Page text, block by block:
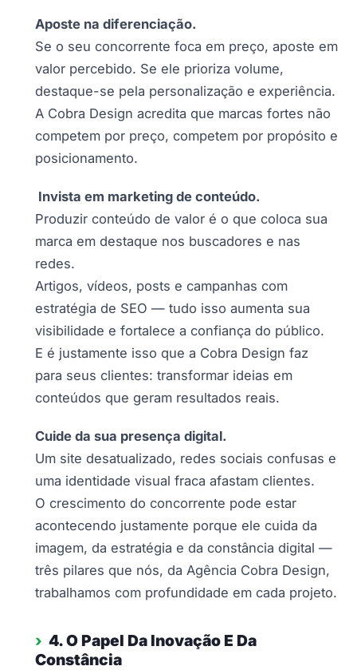
Aposte na diferenciação.
Se o seu concorrente foca em preço, aposte em
valor percebido. Se ele prioriza volume,
destaque-se pela personalização e experiência.
A Cobra Design acredita que marcas fortes não
competem por preço, competem por propósito e
posicionamento.
Invista em marketing de conteúdo.
Produzir conteúdo de valor é o que coloca sua
marca em destaque nos buscadores e nas
redes.
Artigos, vídeos, posts e campanhas com
estratégia de SEO — tudo isso aumenta sua
visibilidade e fortalece a confiança do público.
E é justamente isso que a Cobra Design faz
para seus clientes: transformar ideias em
conteúdos que geram resultados reais.
Cuide da sua presença digital.
Um site desatualizado, redes sociais confusas e
uma identidade visual fraca afastam clientes.
O crescimento do concorrente pode estar
acontecendo justamente porque ele cuida da
imagem, da estratégia e da constância digital —
três pilares que nós, da Agência Cobra Design,
trabalhamos com profundidade em cada projeto.
4. O Papel Da Inovação E Da
Constância